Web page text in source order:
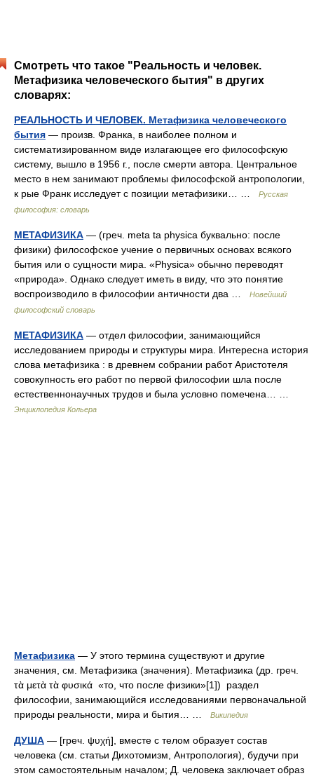
Смотреть что такое "Реальность и человек.
Метафизика человеческого бытия" в других
словарях:
РЕАЛЬНОСТЬ И ЧЕЛОВЕК. Метафизика человеческого
бытия — произв. Франка, в наиболее полном и
систематизированном виде излагающее его философскую
систему, вышло в 1956 г., после смерти автора. Центральное
место в нем занимают проблемы философской антропологии,
к рые Франк исследует с позиции метафизики… …
Русская
философия: словарь
МЕТАФИЗИКА — (греч. meta ta physica буквально: после
физики) философское учение о первичных основах всякого
бытия или о сущности мира. «Physica» обычно переводят
«природа». Однако следует иметь в виду, что это понятие
воспроизводило в философии античности два …
Новейший
философский словарь
МЕТАФИЗИКА — отдел философии, занимающийся
исследованием природы и структуры мира. Интересна история
слова метафизика : в древнем собрании работ Аристотеля
совокупность его работ по первой философии шла после
естественнонаучных трудов и была условно помечена… …
Энциклопедия Кольера
Метафизика — У этого термина существуют и другие
значения, см. Метафизика (значения). Метафизика (др. греч.
τὰ μετὰ τὰ φυσικά «то, что после физики»[1]) раздел
философии, занимающийся исследованиями первоначальной
природы реальности, мира и бытия… …
Википедия
ДУША — [греч. ψυχή], вместе с телом образует состав
человека (см. статьи Дихотомизм, Антропология), будучи при
этом самостоятельным началом; Д. человека заключает образ